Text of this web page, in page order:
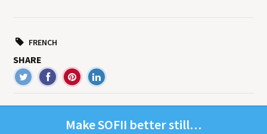
FRENCH
SHARE
MakeSOFII bet­ter still…